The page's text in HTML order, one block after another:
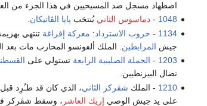
اضطهاد مسجل ضد المسيحيين في هذا الجزء من
1048
-دماسوس الثاني يُنتخب پاپا الڤاتيكان.
1134
- حروب الاسترداد: معركة إفراغة تنتهي
جيش المرابطين . الملك ألفونسو المحارب مات
1203
- الحملة الصليبية الرابعة تستولي على
نضال البيزنطيين.
1210 - الملك شڤركر الثاني، الذي كان قد طـُرِد
على يد جيش الوصي إريك العاشر ، وسقط شڤركر